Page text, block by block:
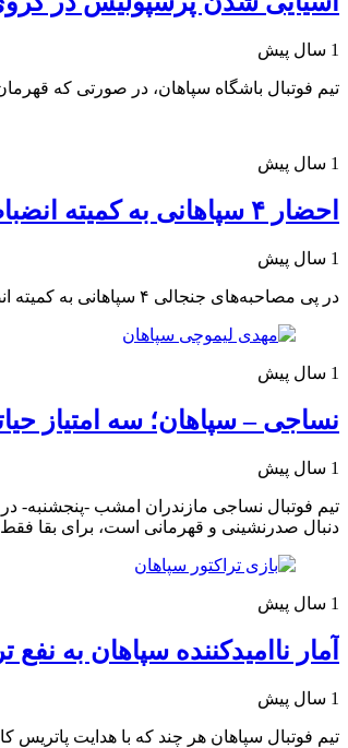
1 سال پیش
تیم فوتبال باشگاه سپاهان، در صورتی که
1 سال پیش
احضار ۴ سپاهانی به کمیته انضباطی به خاطر مصاحبه‌ های جنجالی
1 سال پیش
در پی مصاحبه‌های جنجالی ۴ سپاهانی به کمیته انضباطی احضار شدند.
1 سال پیش
نساجی – سپاهان؛ سه امتیاز
1 سال پیش
تیم فوتبال نساجی مازندران امشب -پنجشنبه-
دنبال صدرنشینی و قهرمانی است، برای بقا فقط
1 سال پیش
آمار ناامیدکننده سپاهان به
1 سال پیش
تیم فوتبال سپاهان هر چند که با هدایت